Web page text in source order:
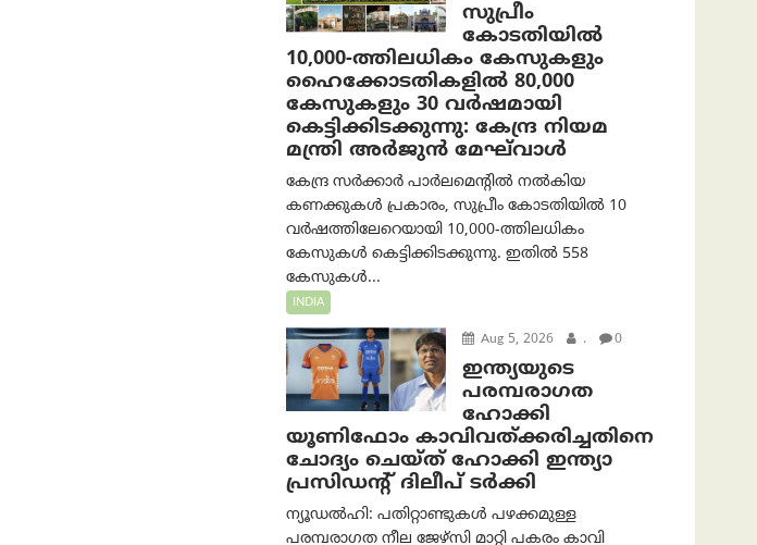
സുപ്രീം
കോടതിയിൽ
10,000-ത്തിലധികം കേസുകളും
ഹൈക്കോടതികളിൽ 80,000
കേസുകളും 30 വർഷമായി
കെട്ടിക്കിടക്കുന്നു: കേന്ദ്ര നിയമ
മന്ത്രി അര്‍ജുന്‍ മേഘ്‌വാള്‍
കേന്ദ്ര സർക്കാർ പാർലമെന്റിൽ നൽകിയ
കണക്കുകൾ പ്രകാരം, സുപ്രീം കോടതിയിൽ 10
വർഷത്തിലേറെയായി 10,000-ത്തിലധികം
കേസുകൾ കെട്ടിക്കിടക്കുന്നു. ഇതിൽ 558
കേസുകൾ...
INDIA
Aug 5, 2026 . 0
ഇന്ത്യയുടെ
പരമ്പരാഗത
ഹോക്കി
യൂണിഫോം കാവിവത്ക്കരിച്ചതിനെ
ചോദ്യം ചെയ്ത് ഹോക്കി ഇന്ത്യാ
പ്രസിഡന്റ് ദിലീപ് ടര്‍ക്കി
ന്യൂഡൽഹി: പതിറ്റാണ്ടുകൾ പഴക്കമുള്ള
പരമ്പരാഗത നീല ജേഴ്‌സി മാറ്റി പകരം കാവി